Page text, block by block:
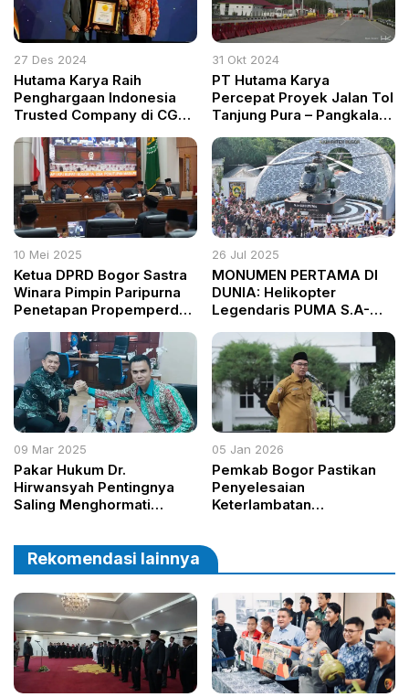
27 Des 2024
Hutama Karya Raih
Penghargaan Indonesia
Trusted Company di CGPI
31 Okt 2024
PT Hutama Karya
Percepat Proyek Jalan Tol
Tanjung Pura – Pangkalan
Konektivitas Sumatera
Utara
10 Mei 2025
Ketua DPRD Bogor Sastra
Winara Pimpin Paripurna
Penetapan Propemperda
Bupati
26 Jul 2025
MONUMEN PERTAMA DI
DUNIA: Helikopter
Legendaris PUMA S.A-
Kabupaten Bogor
09 Mar 2025
Pakar Hukum Dr.
Hirwansyah Pentingnya
Saling Menghormati
05 Jan 2026
Pemkab Bogor Pastikan
Penyelesaian
Keterlambatan
Rekomendasi lainnya